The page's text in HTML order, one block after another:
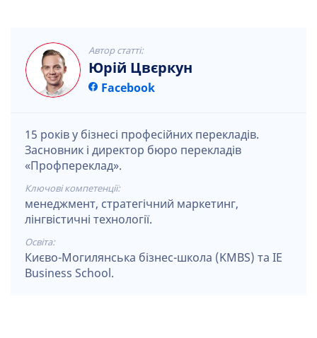
Автор статті:
Юрій Цвєркун
Facebook
15 років у бізнесі професійних перекладів.
Засновник і директор бюро перекладів
«Профпереклад».
Ключові компетенції:
менеджмент, стратегічний маркетинг,
лінгвістичні технології.
Освіта:
Києво-Могилянська бізнес-школа (KMBS) та IE
Business School.